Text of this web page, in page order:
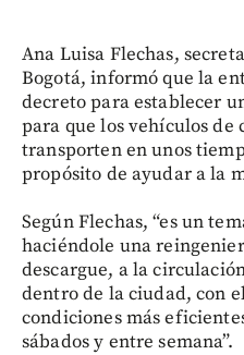
Ana Luisa Flechas,
Bogotá, informó que la
decreto para establecer
para que los vehículos de
transporten en unos
propósito de ayudar a la
Según Flechas, “es un
haciéndole una
descargue, a la
dentro de la ciudad, con
condiciones más
sábados y entre semana”.